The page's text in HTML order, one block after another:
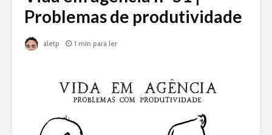
Problemas de produtividade
aletp 1 min para ler